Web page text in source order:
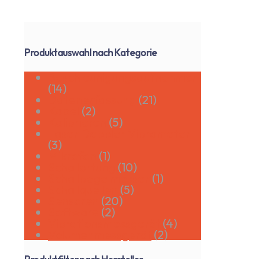
Produktauswahl nach Kategorie
(14)
(21)
(2)
(5)
(3)
(1)
(10)
(1)
(5)
(20)
(2)
(4)
(2)